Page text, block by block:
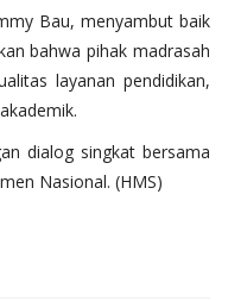
Bau, menyambut baik
bahwa pihak madrasah
layanan pendidikan,
dialog singkat bersama
Nasional. (HMS)